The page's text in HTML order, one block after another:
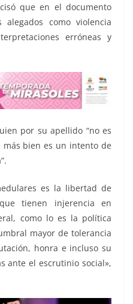
que en el documento
como violencia
erróneas y
por su apellido “no es
bien es un intento de
es la libertad de
tienen injerencia en
como lo es la política
mayor de tolerancia
honra e incluso su
ante el escrutinio social»,